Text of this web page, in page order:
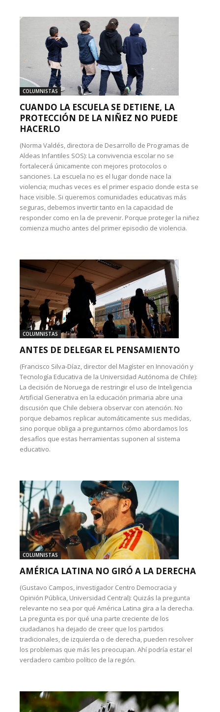
COLUMNISTAS
CUANDO LA ESCUELA SE DETIENE, LA
PROTECCIÓN DE LA NIÑEZ NO PUEDE
HACERLO
(Norma Valdés, directora de Desarrollo de Programas de
Aldeas Infantiles SOS): La convivencia escolar no se
fortalecerá únicamente con mejores protocolos o
sanciones. La escuela no es el lugar donde nace la
violencia; muchas veces es el primer espacio donde esta se
hace visible. Si queremos comunidades educativas más
seguras, debemos invertir tanto en la capacidad de
responder como en la de prevenir. Porque proteger la niñez
comienza mucho antes del primer episodio de violencia.
COLUMNISTAS
ANTES DE DELEGAR EL PENSAMIENTO
(Francisco Silva-Díaz, director del Magíster en Innovación y
Tecnología Educativa de la Universidad Autónoma de Chile):
La decisión de Noruega de restringir el uso de Inteligencia
Artificial Generativa en la educación primaria abre una
discusión que Chile debiera observar con atención. No
porque debamos replicar automáticamente sus medidas,
sino porque obliga a preguntarnos cómo abordamos los
desafíos que estas herramientas suponen al sistema
educativo.
COLUMNISTAS
AMÉRICA LATINA NO GIRÓ A LA DERECHA
(Gustavo Campos, investigador Centro Democracia y
Opinión Pública, Universidad Central): Quizás la pregunta
relevante no sea por qué América Latina gira a la derecha.
La pregunta es por qué una parte creciente de los
ciudadanos ha dejado de creer que los partidos
tradicionales, de izquierda o de derecha, pueden resolver
los problemas que más les preocupan. Ahí podría estar el
verdadero cambio político de la región.